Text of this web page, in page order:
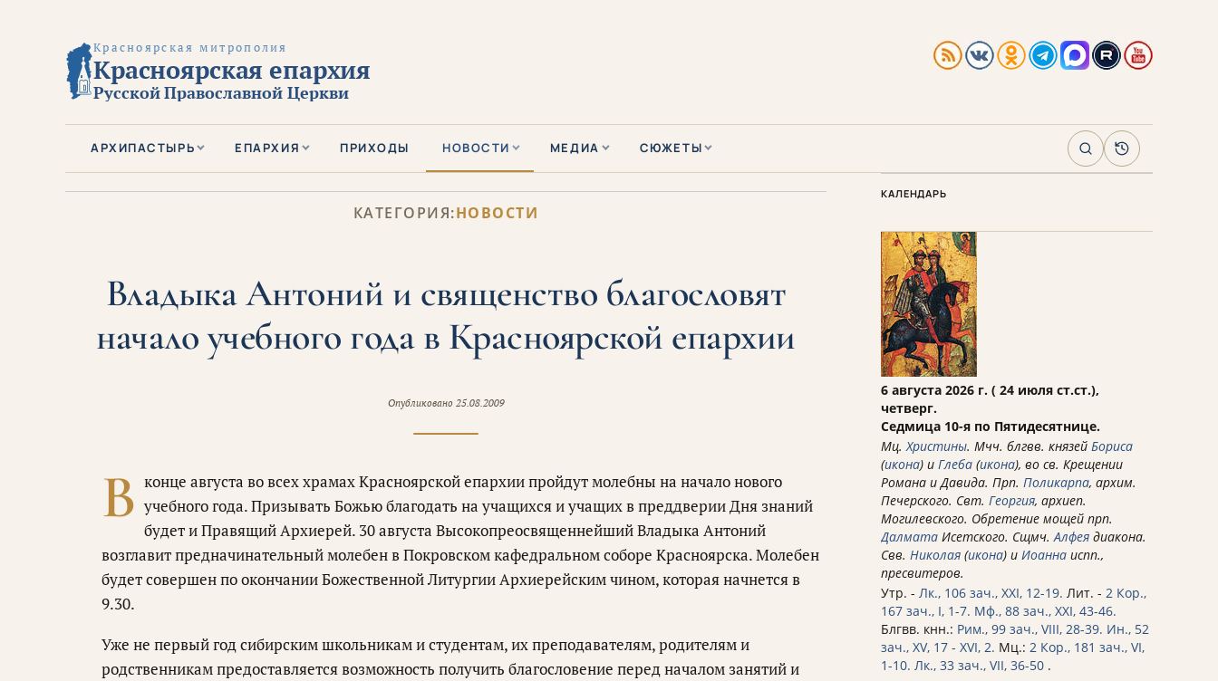
Красноярская митрополия
Красноярская епархия
Русской Православной Церкви
АРХИПАСТЫРЬ ЕПАРХИЯ ПРИХОДЫ НОВОСТИ МЕДИА СЮЖЕТЫ ПоискАрхив
КАТЕГОРИЯ:НОВОСТИ
Владыка Антоний и священство благословят
начало учебного года в Красноярской епархии
Опубликовано 25.08.2009
В конце августа во всех храмах Красноярской епархии пройдут молебны на начало нового
учебного года. Призывать Божью благодать на учащихся и учащих в преддверии Дня знаний
будет и Правящий Архиерей. 30 августа Высокопреосвященнейший Владыка Антоний
возглавит предначинательный молебен в Покровском кафедральном соборе Красноярска. Молебен
будет совершен по окончании Божественной Литургии Архиерейским чином, которая начнется в
9.30.
Уже не первый год сибирским школьникам и студентам, их преподавателям, родителям и
родственникам предоставляется возможность получить благословение перед началом занятий и
КАЛЕНДАРЬ
6 августа 2026 г. ( 24 июля ст.ст.),
четверг.
Седмица 10-я по Пятидесятнице.
Мц.Христины. Мчч. блгвв. князей Бориса
(икона) и Глеба (икона), во св. Крещении
Романа и Давида. Прп. Поликарпа, архим.
Печерского. Свт. Георгия, архиеп.
Могилевского. Обретение мощей прп.
Далмата Исетского. Сщмч.Алфея диакона.
Свв. Николая (икона) и Иоанна испп.,
пресвитеров.
Утр. - Лк., 106 зач., XXI, 12-19. Лит. - 2 Кор.,
167 зач., I, 1-7. Мф., 88 зач., XXI, 43-46.
Блгвв. кнн.: Рим., 99 зач., VIII, 28-39. Ин., 52
зач., XV, 17 - XVI, 2. Мц.: 2 Кор., 181 зач., VI,
1-10. Лк., 33 зач., VII, 36-50 .